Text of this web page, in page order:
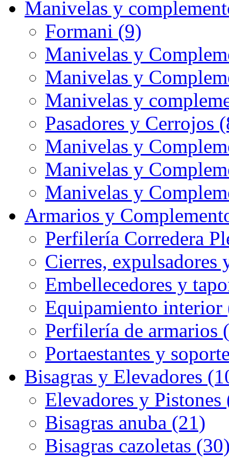
Manivelas y
Formani (9)
Manivelas y
Manivelas y
Manivelas y
Pasadores y Cerrojos
Manivelas y
Manivelas y
Manivelas y
Armarios y
Perfilería Corredera
Cierres, expulsadores
Embellecedores y
Equipamiento interior
Perfilería de armarios
Portaestantes y
Bisagras y Elevadores
Elevadores y Pistones
Bisagras anuba (21)
Bisagras cazoletas